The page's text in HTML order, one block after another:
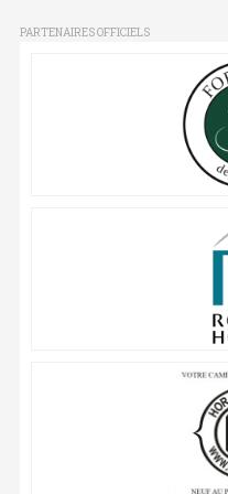
PARTENAIRES OFFICIELS